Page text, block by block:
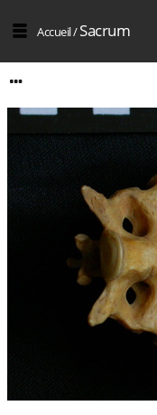
Accueil/Sacrum